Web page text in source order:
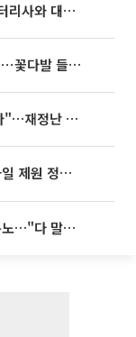
포스코퓨처엠, LFP 시장 뚫었다…배터리사와 대규모 장기 공급 합의
아옳이, 한의사 김형배와 벌써 200일⋯꽃다발 들고 "프러포즈 아냐"
추미애 "복지가 아니라 도민이 늘었다"…재정난 책임론 정면돌파
밀분석 중"
박문성, 축구협회 '성 접대' 보도에 분노…"다 말아먹으려고 작정했나"